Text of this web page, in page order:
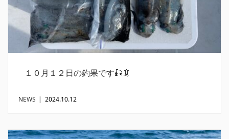
１０月１２日の釣果です🎣🦑
NEWS | 2024.10.12